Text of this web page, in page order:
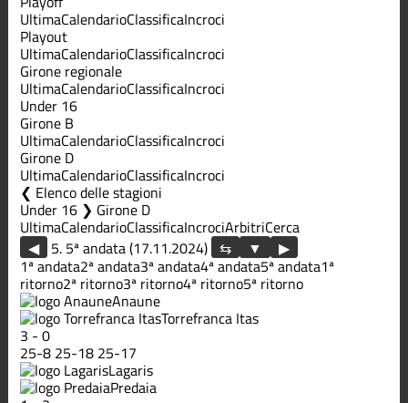
UltimaCalendarioClassificaIncroci
Playout
UltimaCalendarioClassificaIncroci
Girone regionale
UltimaCalendarioClassificaIncroci
Under 16
Girone B
UltimaCalendarioClassificaIncroci
Girone D
UltimaCalendarioClassificaIncroci
Elenco delle stagioni
Under 16 ❯ Girone D
UltimaCalendarioClassificaIncrociArbitriCerca
◀ 5. 5ª andata (17.11.2024)
▶
1ª andata2ª andata3ª andata4ª andata5ª andata1ª
ritorno2ª ritorno3ª ritorno4ª ritorno5ª ritorno
Anaune
Torrefranca Itas
3 -0
25-8 25-18 25-17
Lagaris
Predaia